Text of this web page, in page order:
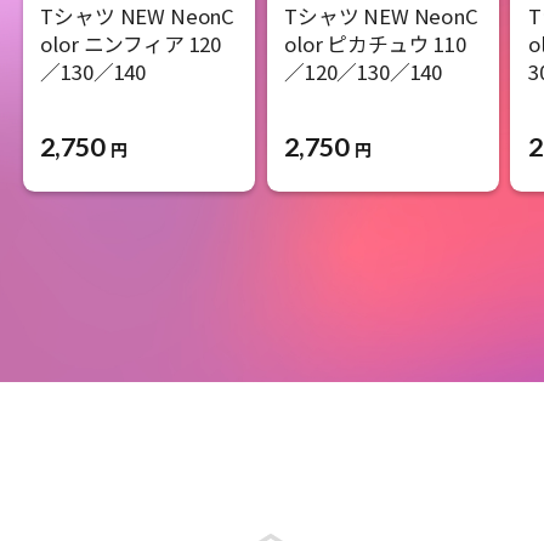
Tシャツ NEW NeonC
olor ニンフィア 120
／130／140
2,750 円
Tシャツ NEW NeonC
olor ピカチュウ 110
／120／130／140
2,750 円